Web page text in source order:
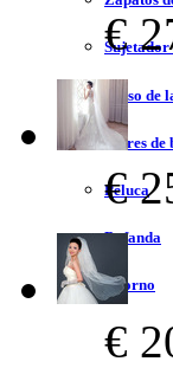
Sujetador
Bolso de
Flores de
Peluca
Bufanda
Adorno
€
€
€